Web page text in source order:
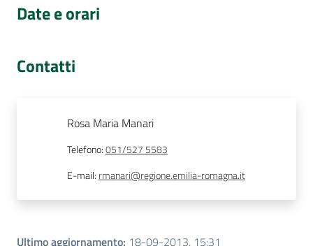
Date e orari
Contatti
Rosa Maria Manari
Telefono:051/527 5583
E-mail: rmanari@regione.emilia-romagna.it
Ultimo aggiornamento: 18-09-2013, 15:31